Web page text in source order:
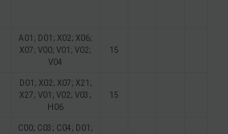
A01; D01; X02; X06;
X07; V00; V01; V02;
V04
15
D01; X02; X07; X21;
X27; V01; V02; V03;
H06
15
C00; C03; C04; D01;